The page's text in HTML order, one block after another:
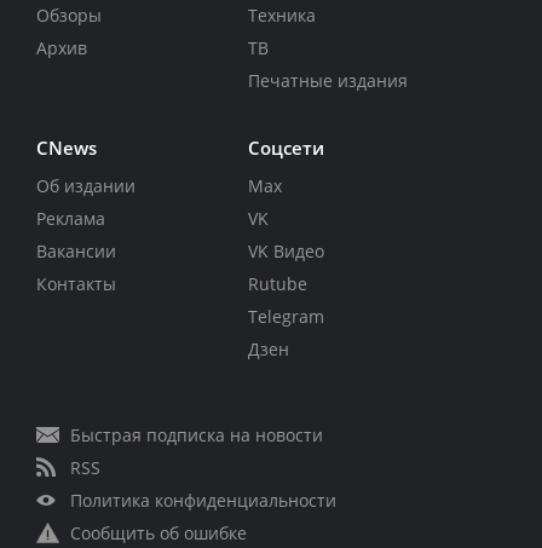
Обзоры
Архив
Техника
ТВ
Печатные издания
CNews
Об издании
Реклама
Вакансии
Контакты
Соцсети
Max
VK
VK Видео
Rutube
Telegram
Дзен
Быстрая подписка на новости
RSS
Политика конфиденциальности
Сообщить об ошибке